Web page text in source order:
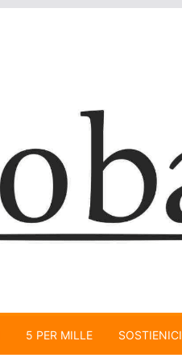
5 PER MILLE SOSTIENICI